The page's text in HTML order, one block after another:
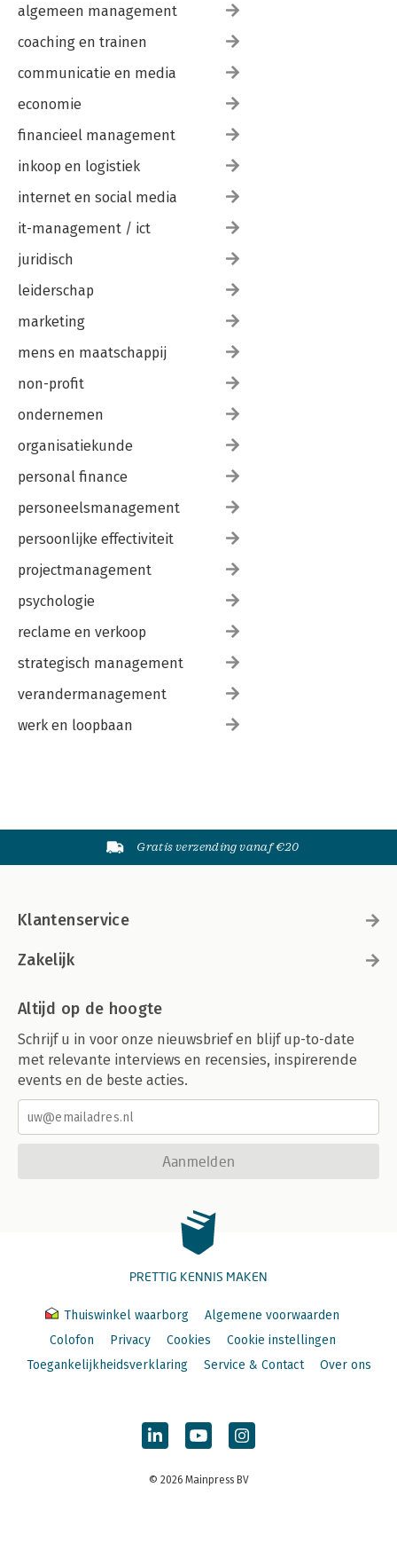
algemeen management
coaching en trainen
communicatie en media
economie
financieel management
inkoop en logistiek
internet en social media
it-management / ict
juridisch
leiderschap
marketing
mens en maatschappij
non-profit
ondernemen
organisatiekunde
personal finance
personeelsmanagement
persoonlijke effectiviteit
projectmanagement
psychologie
reclame en verkoop
strategisch management
verandermanagement
werk en loopbaan
Gratis verzending vanaf €20
Klantenservice
Zakelijk
Altijd op de hoogte
Schrijf u in voor onze nieuwsbrief en blijf up-to-date
met relevante interviews en recensies, inspirerende
events en de beste acties.
Aanmelden
PRETTIG KENNIS MAKEN
Thuiswinkel waarborg
Algemene voorwaarden
Colofon
Privacy Cookies
Cookie instellingen
Toegankelijkheidsverklaring
Service & Contact Over ons
© 2026 Mainpress BV